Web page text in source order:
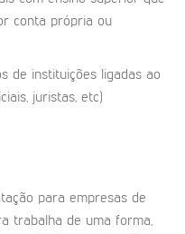
conta própria ou
de instituições ligadas ao
juristas, etc)
para empresas de
trabalha de uma forma,